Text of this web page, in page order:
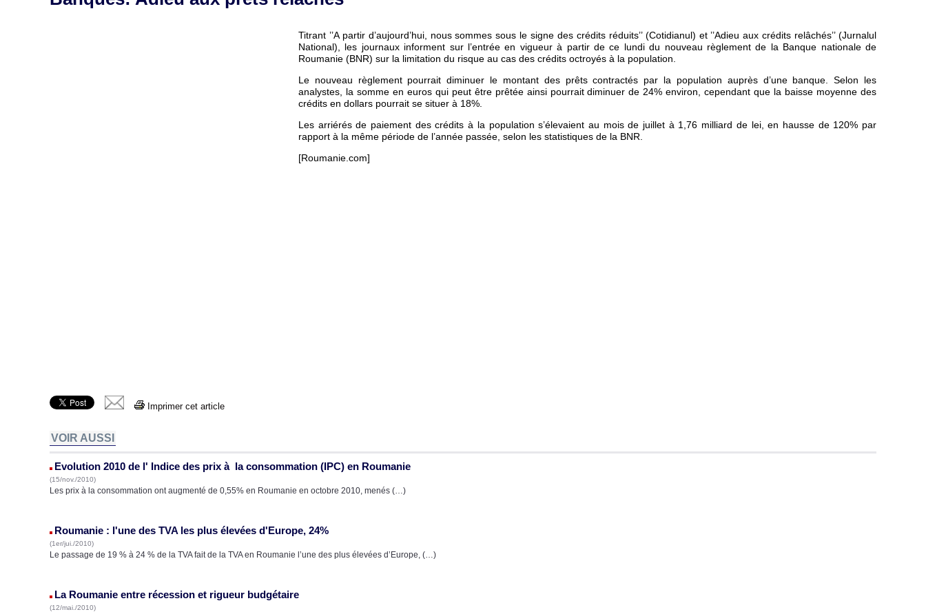
Titrant ’’A partir d’aujourd’hui, nous sommes sous le signe des crédits réduits’’ (Cotidianul) et ’’Adieu aux crédits relâchés’’ (Jurnalul
National), les journaux informent sur l’entrée en vigueur à partir de ce lundi du nouveau règlement de la Banque nationale de
Roumanie (BNR) sur la limitation du risque au cas des crédits octroyés à la population.
Le nouveau règlement pourrait diminuer le montant des prêts contractés par la population auprès d’une banque. Selon les
analystes, la somme en euros qui peut être prêtée ainsi pourrait diminuer de 24% environ, cependant que la baisse moyenne des
crédits en dollars pourrait se situer à 18%.
Les arriérés de paiement des crédits à la population s’élevaient au mois de juillet à 1,76 milliard de lei, en hausse de 120% par
rapport à la même période de l’année passée, selon les statistiques de la BNR.
[Roumanie.com]
Imprimer cet article
VOIR AUSSI
Evolution 2010 de l' Indice des prix à la consommation (IPC) en Roumanie
(15/nov./2010)
Les prix à la consommation ont augmenté de 0,55% en Roumanie en octobre 2010, menés (…)
Roumanie : l'une des TVA les plus élevées d'Europe, 24%
(1er/jui./2010)
Le passage de 19 % à 24 % de la TVA fait de la TVA en Roumanie l’une des plus élevées d’Europe, (…)
La Roumanie entre récession et rigueur budgétaire
(12/mai./2010)